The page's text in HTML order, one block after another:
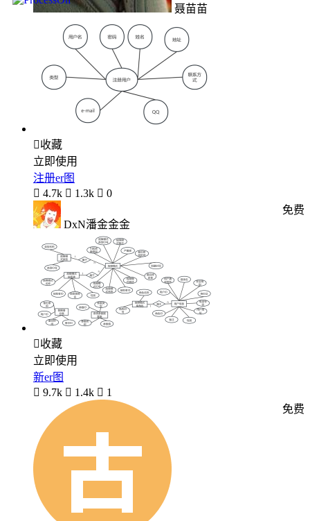
聂苗苗
收藏
立即使用
注册er图
 4.7k  1.3k  0
DxN潘金金金
免费
收藏
立即使用
新er图
 9.7k  1.4k  1
免费